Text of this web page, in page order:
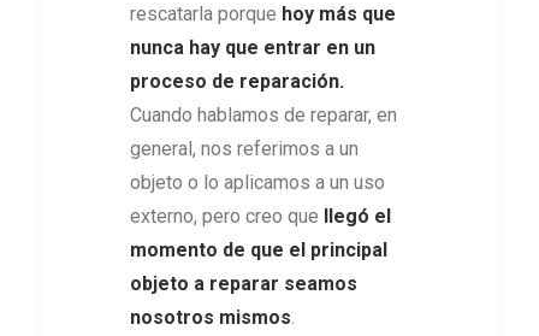
rescatarla porque hoy más que
nunca hay que entrar en un
proceso de reparación.
Cuando hablamos de reparar, en
general, nos referimos a un
objeto o lo aplicamos a un uso
externo, pero creo que llegó el
momento de que el principal
objeto a reparar seamos
nosotros mismos.